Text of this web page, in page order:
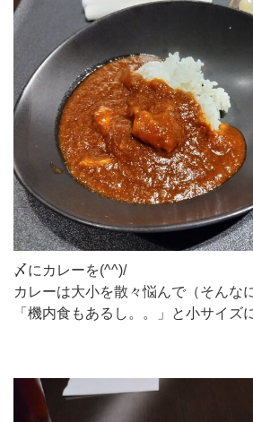
〆にカレーを(^^)/
カレーは大小を散々悩んで（そんな
「機内食もあるし。。」と小サイズ